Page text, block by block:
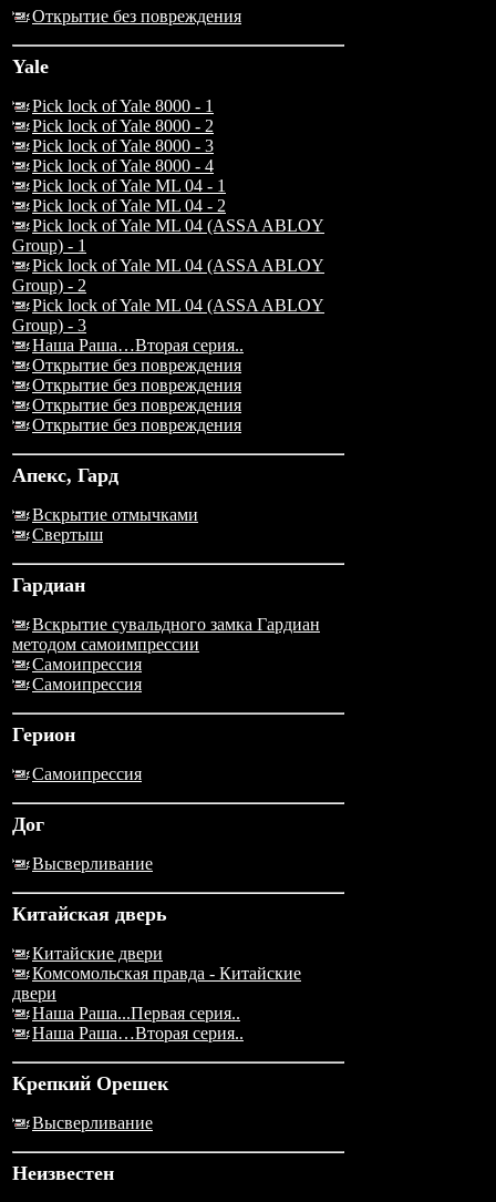
Открытие без повреждения
Yale
Pick lock of Yale 8000 - 1
Pick lock of Yale 8000 - 2
Pick lock of Yale 8000 - 3
Pick lock of Yale 8000 - 4
Pick lock of Yale ML 04 - 1
Pick lock of Yale ML 04 - 2
Pick lock of Yale ML 04 (ASSA ABLOY
Group) - 1
Pick lock of Yale ML 04 (ASSA ABLOY
Group) - 2
Pick lock of Yale ML 04 (ASSA ABLOY
Group) - 3
Наша Раша…Вторая серия..
Открытие без повреждения
Открытие без повреждения
Открытие без повреждения
Открытие без повреждения
Апекс, Гард
Вскрытие отмычками
Свертыш
Гардиан
Вскрытие сувальдного замка Гардиан
методом самоимпрессии
Самоипрессия
Самоипрессия
Герион
Самоипрессия
Дог
Высверливание
Китайская дверь
Китайские двери
Комсомольская правда - Китайские
двери
Наша Раша...Первая серия..
Наша Раша…Вторая серия..
Крепкий Орешек
Высверливание
Неизвестен